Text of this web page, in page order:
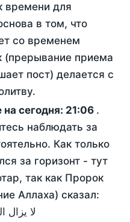
времени для
в том, что
со временем
приема
пост) делается с
сегодня: 21:06 .
наблюдать за
Как только
за горизонт - тут
так как Пророк
Аллаха) сказал:
لا يزال